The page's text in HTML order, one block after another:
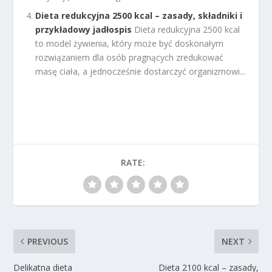
Dieta redukcyjna 2500 kcal – zasady, składniki i
przykładowy jadłospis Dieta redukcyjna 2500 kcal
to model żywienia, który może być doskonałym
rozwiązaniem dla osób pragnących zredukować
masę ciała, a jednocześnie dostarczyć organizmowi...
RATE:
PREVIOUS
Delikatna dieta
NEXT
Dieta 2100 kcal – zasady,